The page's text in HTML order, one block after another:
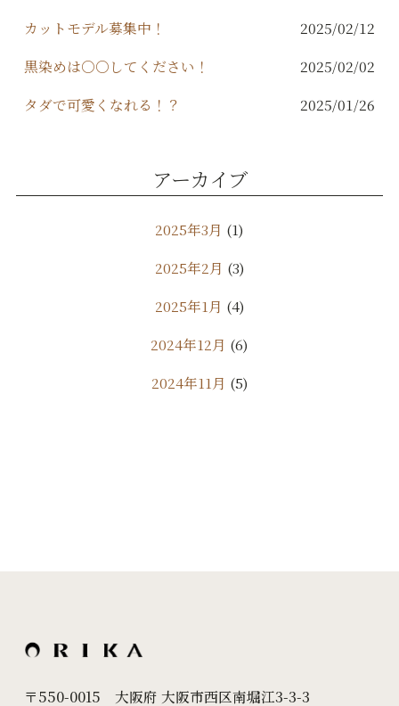
カットモデル募集中！
2025/02/12
黒染めは○○してください！
2025/02/02
タダで可愛くなれる！？
2025/01/26
アーカイブ
2025年3月 (1)
2025年2月 (3)
2025年1月 (4)
2024年12月 (6)
2024年11月 (5)
2024年6月(18)
2024年3月(7)
〒550-0015 大阪府 大阪市西区南堀江3-3-3